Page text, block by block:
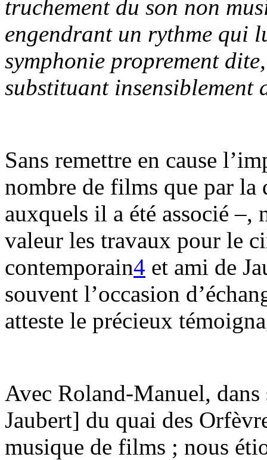
truchement du son non
engendrant un rythme qui
symphonie proprement
substituant insensiblement
Sans remettre en cause
nombre de films que par la
auxquels il a été associé –,
valeur les travaux pour le
contemporain4 et ami de
souvent l’occasion
atteste le précieux
Avec Roland-Manuel,
Jaubert] du quai des
musique de films ; nous